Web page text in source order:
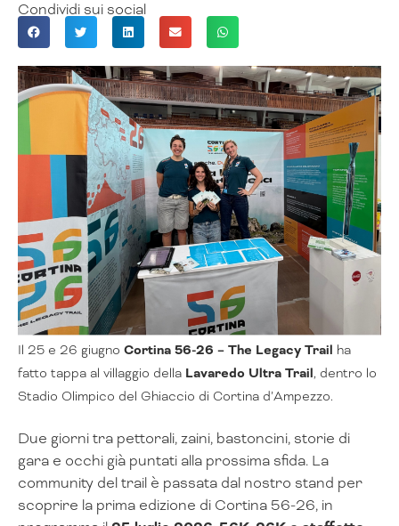
Condividi sui social
Il 25 e 26 giugno Cortina 56-26 – The Legacy Trail ha
fatto tappa al villaggio della Lavaredo Ultra Trail, dentro lo
Stadio Olimpico del Ghiaccio di Cortina d’Ampezzo.
Due giorni tra pettorali, zaini, bastoncini, storie di
gara e occhi già puntati alla prossima sfida. La
community del trail è passata dal nostro stand per
scoprire la prima edizione di Cortina 56-26, in